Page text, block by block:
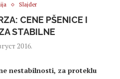
Slajder
CENE PŠENICE I
STABILNE
2016.
nestabilnosti, za proteklu